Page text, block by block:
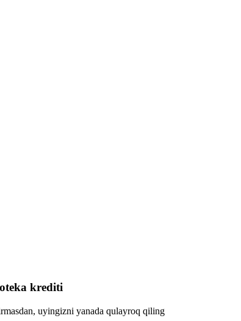
krediti
uyingizni yanada qulayroq qiling